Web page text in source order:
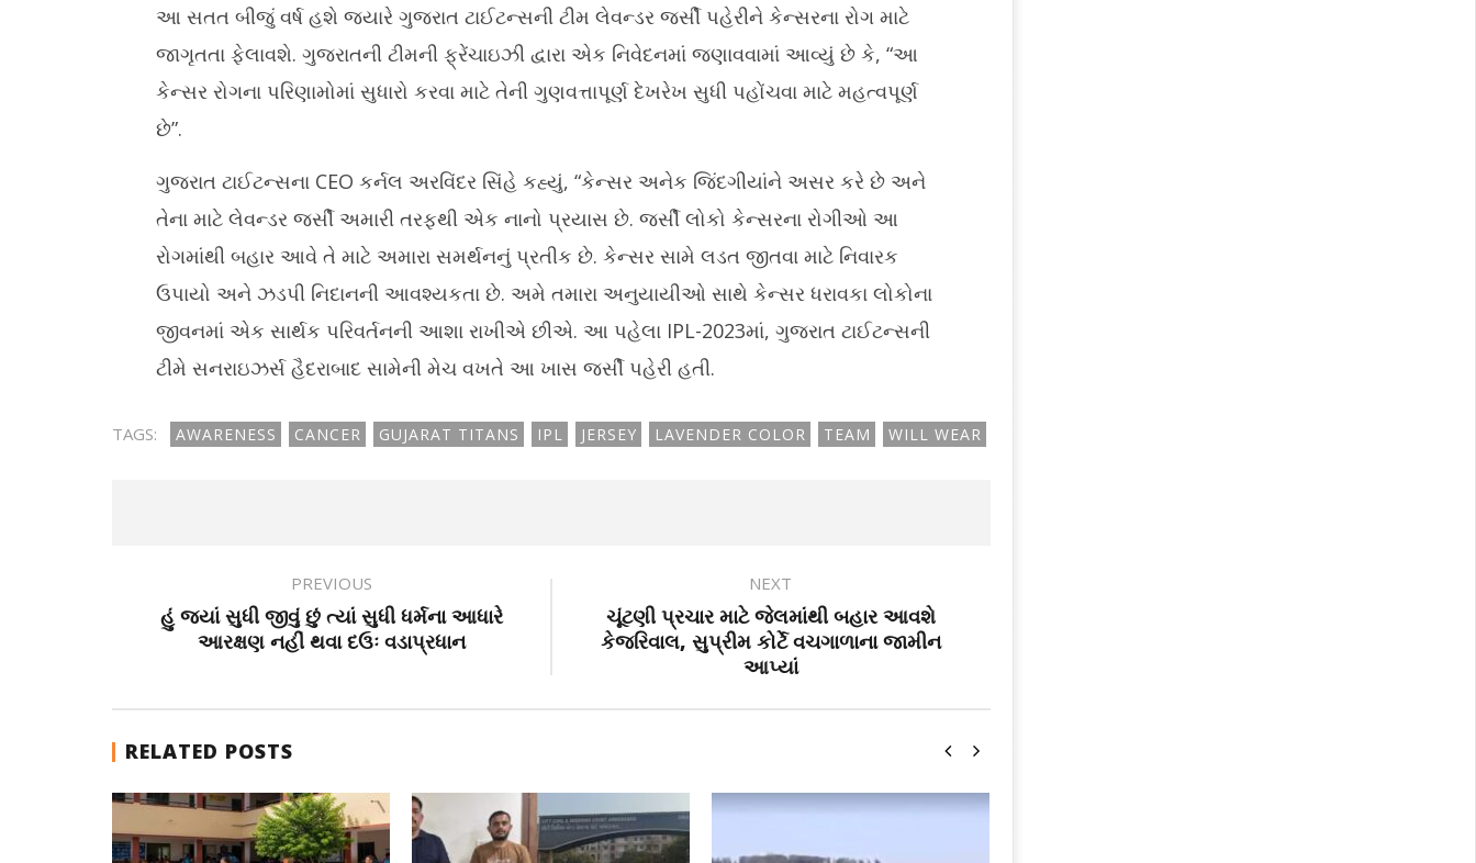
May
10,
2024
May
10,
2024
May
10,
2024
આ સતત બીજું વર્ષ હશે જ્યારે ગુજરાત ટાઈટન્સની ટીમ લેવન્ડર જર્સી પહેરીને કેન્સરના રોગ માટે
જાગૃતતા ફેલાવશે. ગુજરાતની ટીમની ફ્રેંચાઇઝી દ્વારા એક નિવેદનમાં જણાવવામાં આવ્યું છે કે, “આ
કેન્સર રોગના પરિણામોમાં સુધારો કરવા માટે તેની ગુણવત્તાપૂર્ણ દેખરેખ સુધી પહોંચવા માટે મહત્વપૂર્ણ
છે”.
ગુજરાત ટાઈટન્સના CEO કર્નલ અરવિંદર સિંહે કહ્યું, “કેન્સર અનેક જિંદગીયાંને અસર કરે છે અને
તેના માટે લેવન્ડર જર્સી અમારી તરફથી એક નાનો પ્રયાસ છે. જર્સી લોકો કેન્સરના રોગીઓ આ
રોગમાંથી બહાર આવે તે માટે અમારા સમર્થનનું પ્રતીક છે. કેન્સર સામે લડત જીતવા માટે નિવારક
ઉપાયો અને ઝડપી નિદાનની આવશ્યકતા છે. અમે તમારા અનુયાયીઓ સાથે કેન્સર ધરાવકા લોકોના
જીવનમાં એક સાર્થક પરિવર્તનની આશા રાખીએ છીએ. આ પહેલા IPL-2023માં, ગુજરાત ટાઈટન્સની
ટીમે સનરાઇઝર્સ હૈદરાબાદ સામેની મેચ વખતે આ ખાસ જર્સી પહેરી હતી.
TAGS: AWARENESS CANCER GUJARAT TITANS IPL JERSEY LAVENDER COLOR TEAM WILL WEAR
PREVIOUS
હું જ્યાં સુધી જીવું છું ત્યાં સુધી ધર્મના આધારે
આરક્ષણ નહીં થવા દઉઃ વડાપ્રધાન
NEXT
ચૂંટણી પ્રચાર માટે જેલમાંથી બહાર આવશે
કેજરિવાલ, સુપ્રીમ કોર્ટે વચગાળાના જામીન
આપ્યાં
RELATED POSTS